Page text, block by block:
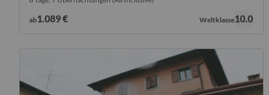
ab1.089 € Bewertung:
Weltklasse10.0